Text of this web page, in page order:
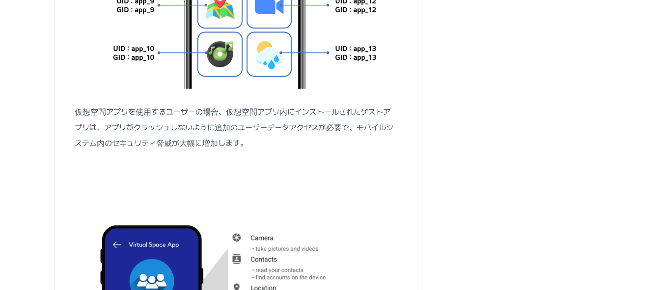
仮想空間アプリを使用するユーザーの場合、仮想空間アプリ内にインストールされたゲストア
プリは、アプリがクラッシュしないように追加のユーザーデータアクセスが必要で、モバイルシ
ステム内のセキュリティ脅威が大幅に増加します。